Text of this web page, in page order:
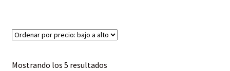
Mostrando los 5 resultados